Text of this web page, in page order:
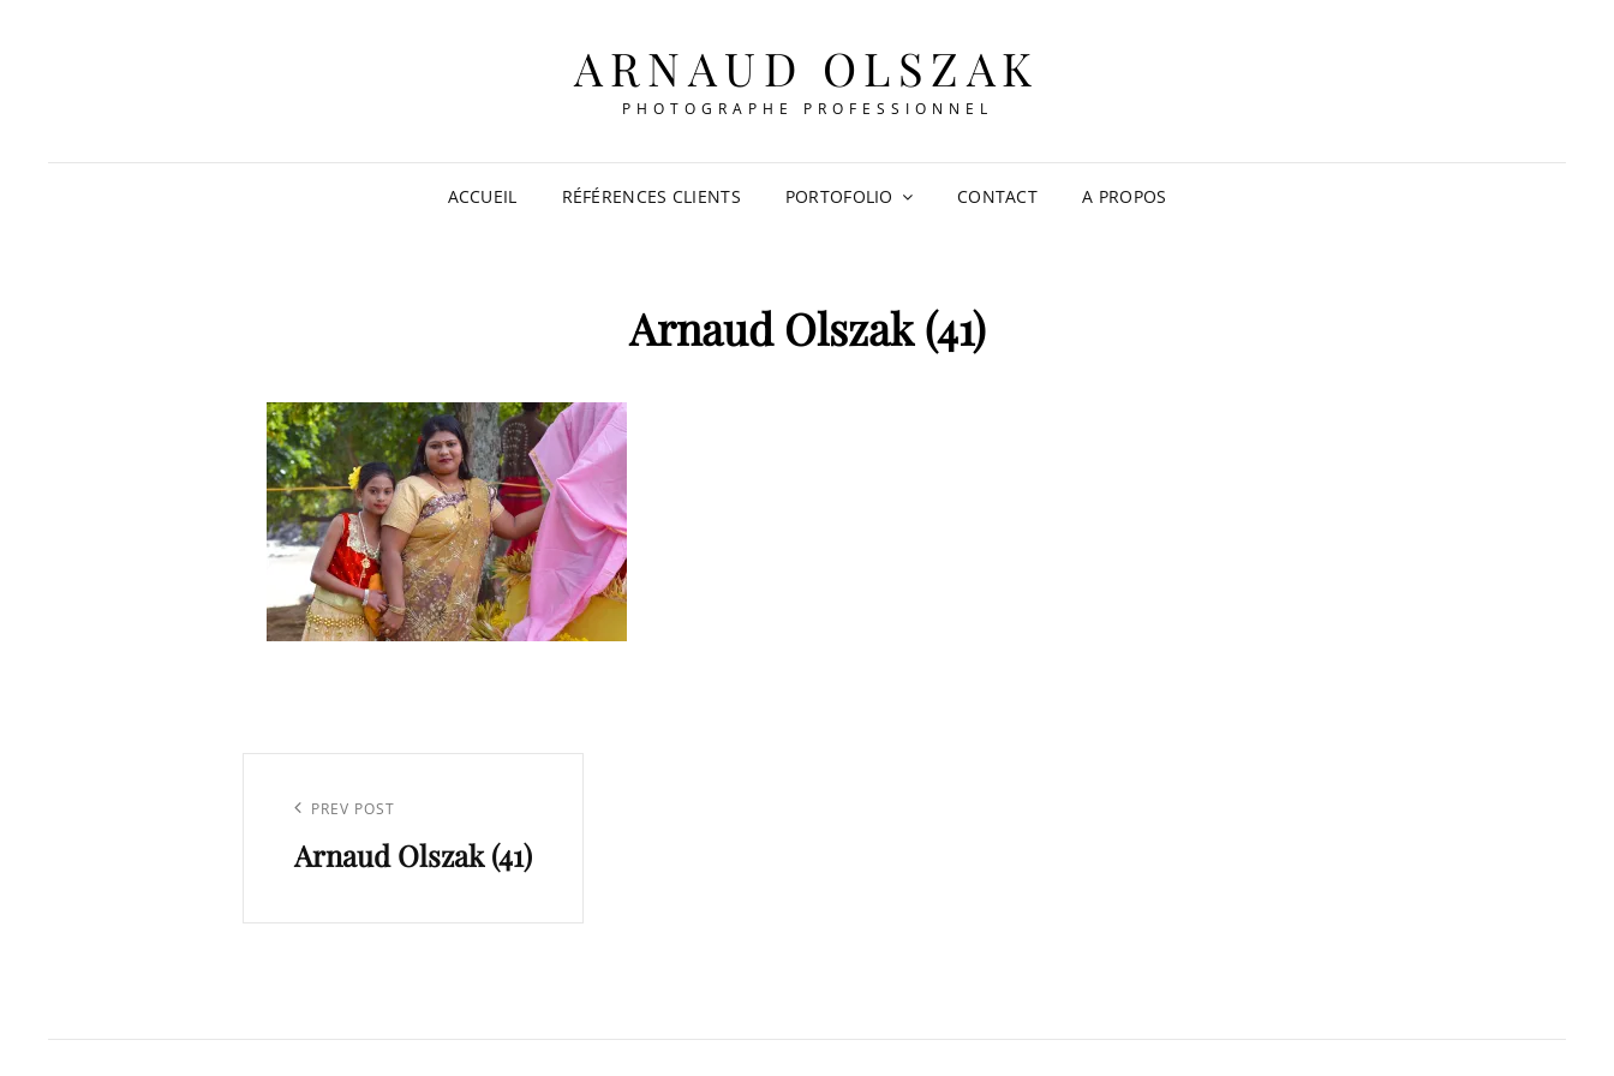
ARNAUD OLSZAK
PHOTOGRAPHE PROFESSIONNEL
ACCUEIL RÉFÉRENCES CLIENTS PORTOFOLIO CONTACT A PROPOS
Arnaud Olszak (41)
l’article
Previous
Post
PREV POST
Arnaud Olszak (41)